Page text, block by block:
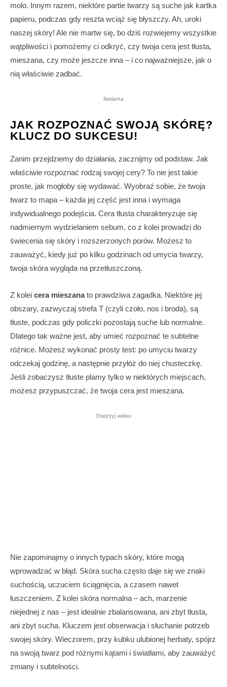
molo. Innym razem, niektóre partie twarzy są suche jak kartka
papieru, podczas gdy reszta wciąż się błyszczy. Ah, uroki
naszej skóry! Ale nie martw się, bo dziś rozwiejemy wszystkie
wątpliwości i pomożemy ci odkryć, czy twoja cera jest tłusta,
mieszana, czy może jeszcze inna – i co najważniejsze, jak o
nią właściwie zadbać.
Reklama
JAK ROZPOZNAĆ SWOJĄ SKÓRĘ?
KLUCZ DO SUKCESU!
Zanim przejdziemy do działania, zacznijmy od podstaw. Jak
właściwie rozpoznać rodzaj swojej cery? To nie jest takie
proste, jak mogłoby się wydawać. Wyobraź sobie, że twoja
twarz to mapa – każda jej część jest inna i wymaga
indywidualnego podejścia. Cera tłusta charakteryzuje się
nadmiernym wydzielaniem sebum, co z kolei prowadzi do
świecenia się skóry i rozszerzonych porów. Możesz to
zauważyć, kiedy już po kilku godzinach od umycia twarzy,
twoja skóra wygląda na przetłuszczoną.
Z kolei cera mieszanato prawdziwa zagadka. Niektóre jej
obszary, zazwyczaj strefa T (czyli czoło, nos i broda), są
tłuste, podczas gdy policzki pozostają suche lub normalne.
Dlatego tak ważne jest, aby umieć rozpoznać te subtelne
różnice. Możesz wykonać prosty test: po umyciu twarzy
odczekaj godzinę, a następnie przyłóż do niej chusteczkę.
Jeśli zobaczysz tłuste plamy tylko w niektórych miejscach,
możesz przypuszczać, że twoja cera jest mieszana.
Obejrzyj wideo
Nie zapominajmy o innych typach skóry, które mogą
wprowadzać w błąd. Skóra sucha często daje się we znaki
suchością, uczuciem ściągnięcia, a czasem nawet
łuszczeniem. Z kolei skóra normalna – ach, marzenie
niejednej z nas – jest idealnie zbalansowana, ani zbyt tłusta,
ani zbyt sucha. Kluczem jest obserwacja i słuchanie potrzeb
swojej skóry. Wieczorem, przy kubku ulubionej herbaty, spójrz
na swoją twarz pod różnymi kątami i światłami, aby zauważyć
zmiany i subtelności.